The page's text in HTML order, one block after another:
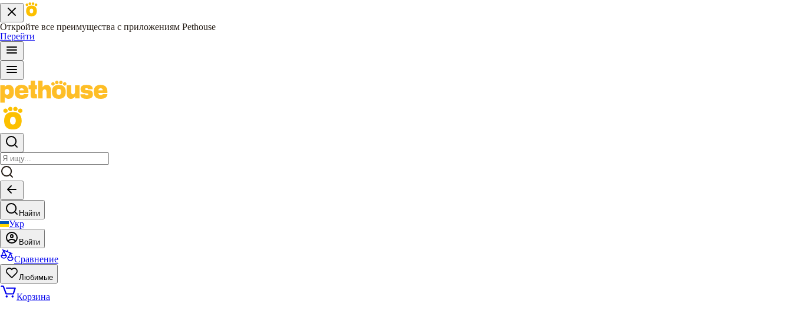
Откройте все преимущества с приложениям Pethouse
Перейти
Найти
Укр
Войти
Сравнение
Любимые
Корзина